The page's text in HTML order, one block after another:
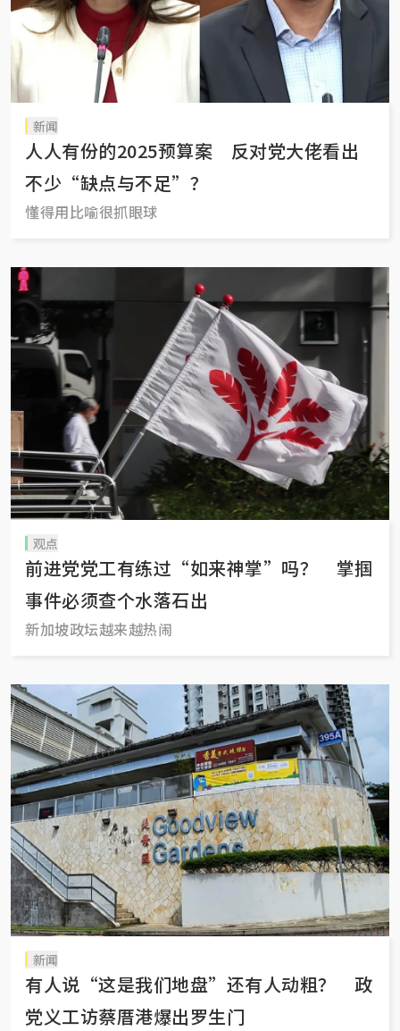
新闻
人人有份的2025预算案 反对党大佬看出
不少“缺点与不足”？
懂得用比喻很抓眼球
观点
前进党党工有练过“如来神掌”吗？ 掌掴
事件必须查个水落石出
新加坡政坛越来越热闹
新闻
有人说“这是我们地盘”还有人动粗？ 政
党义工访蔡厝港爆出罗生门